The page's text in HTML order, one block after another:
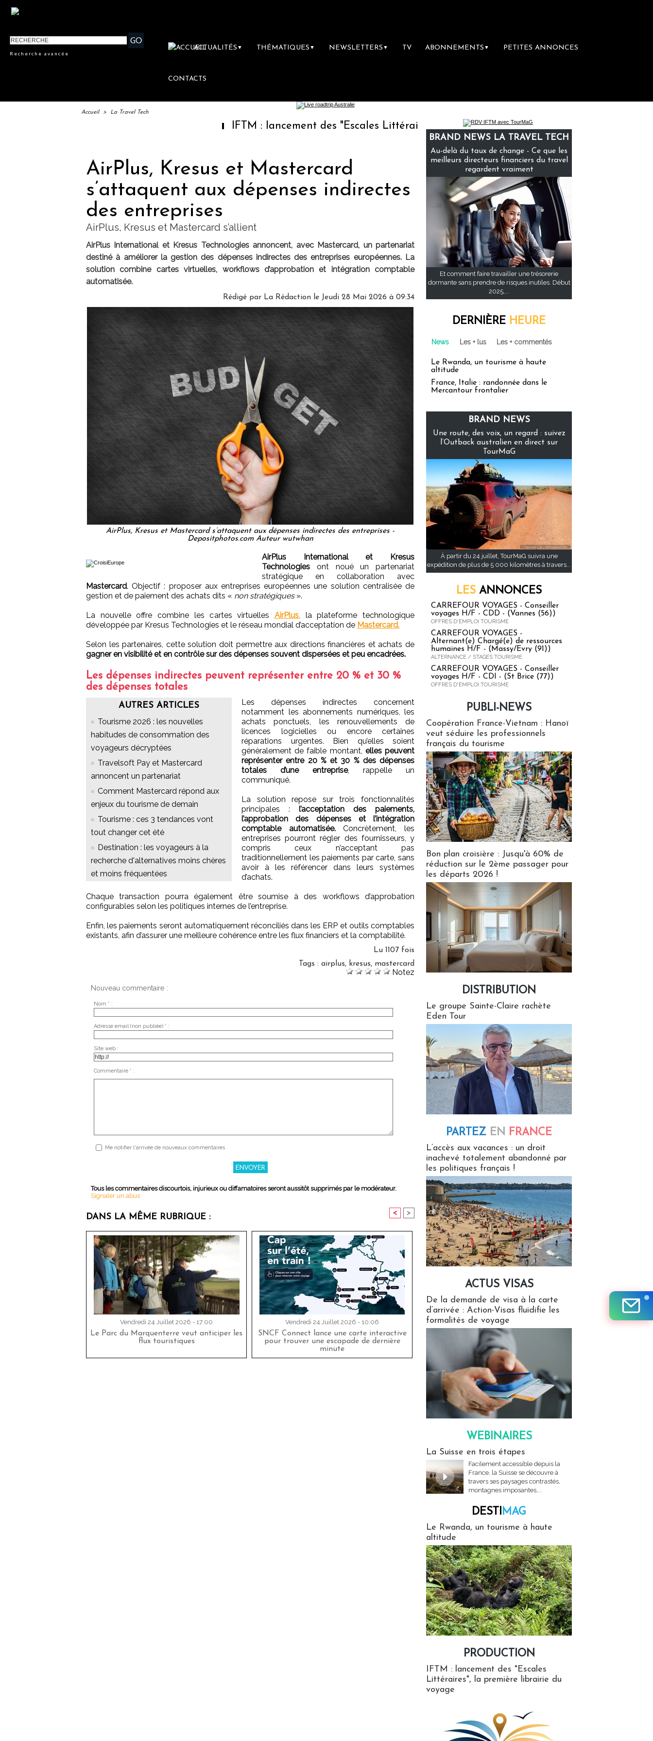
Recherche avancée
ACTUALITÉS ▼ THÉMATIQUES ▼ NEWSLETTERS ▼ TV ABONNEMENTS ▼ PETITES ANNONCES
CONTACTS
Accueil > La Travel Tech
IFTM : lancement des "Escales Littéraires", la première librairie du voyage
AirPlus, Kresus et Mastercard
s’attaquent aux dépenses indirectes
des entreprises
AirPlus, Kresus et Mastercard s’allient
AirPlus International et Kresus Technologies annoncent, avec Mastercard, un partenariat
destiné à améliorer la gestion des dépenses indirectes des entreprises européennes. La
solution combine cartes virtuelles, workflows d’approbation et intégration comptable
automatisée.
Rédigé par La Rédaction le Jeudi 28 Mai 2026 à 09:34
AirPlus, Kresus et Mastercard s’attaquent aux dépenses indirectes des entreprises -
Depositphotos.com Auteur wutwhan
AirPlus International et Kresus
Technologies ont noué un partenariat
stratégique en collaboration avec
Mastercard. Objectif : proposer aux entreprises européennes une solution centralisée de
gestion et de paiement des achats dits « non stratégiques ».
La nouvelle offre combine les cartes virtuelles AirPlus,la plateforme technologique
développée par Kresus Technologies et le réseau mondial d’acceptation de Mastercard.
Selon les partenaires, cette solution doit permettre aux directions financières et achats de
gagner en visibilité et en contrôle sur des dépenses souvent dispersées et peu encadrées.
Les dépenses indirectes peuvent représenter entre 20 % et 30 %
des dépenses totales
AUTRES ARTICLES
Tourisme 2026 : les nouvelles
habitudes de consommation des
voyageurs décryptées
Travelsoft Pay et Mastercard
annoncent un partenariat
Comment Mastercard répond aux
enjeux du tourisme de demain
Tourisme : ces 3 tendances vont
tout changer cet été
Destination : les voyageurs à la
recherche d'alternatives moins chères
et moins fréquentées
Les dépenses indirectes concernent
notamment les abonnements numériques, les
achats ponctuels, les renouvellements de
licences logicielles ou encore certaines
réparations urgentes. Bien qu’elles soient
généralement de faible montant, elles peuvent
représenter entre 20 % et 30 % des dépenses
totales d’une entreprise, rappelle un
communiqué.
La solution repose sur trois fonctionnalités
principales : l’acceptation des paiements,
l’approbation des dépenses et l’intégration
comptable automatisée.Concrètement, les
entreprises pourront régler des fournisseurs, y
compris ceux n’acceptant pas
traditionnellement les paiements par carte, sans
avoir à les référencer dans leurs systèmes
d’achats.
Chaque transaction pourra également être soumise à des workflows d’approbation
configurables selon les politiques internes de l’entreprise.
Enfin, les paiements seront automatiquement réconciliés dans les ERP et outils comptables
existants, afin d’assurer une meilleure cohérence entre les flux financiers et la comptabilité.
Lu 1107 fois
Tags : airplus, kresus, mastercard
Notez
Nouveau commentaire :
Nom * :
Adresse email (non publiée) * :
Site web :
Commentaire * :
Me notifier l'arrivée de nouveaux commentaires
Tous les commentaires discourtois, injurieux ou diffamatoires seront aussitôt supprimés par le modérateur.
Signaler un abus
DANS LA MÊME RUBRIQUE : < >
Vendredi 24 Juillet 2026 - 17:00
Le Parc du Marquenterre veut anticiper les
flux touristiques
Vendredi 24 Juillet 2026 - 10:06
SNCF Connect lance une carte interactive
pour trouver une escapade de dernière
minute
BRAND NEWS LA TRAVEL TECH
Au-delà du taux de change - Ce que les
meilleurs directeurs financiers du travel
regardent vraiment
Et comment faire travailler une trésorerie
dormante sans prendre de risques inutiles. Début
2025,...
DERNIÈRE HEURE
News Les + lus Les + commentés
Le Rwanda, un tourisme à haute
altitude
France, Italie : randonnée dans le
Mercantour frontalier
BRAND NEWS
Une route, des voix, un regard : suivez
l’Outback australien en direct sur
TourMaG
À partir du 24 juillet, TourMaG suivra une
expédition de plus de 5 000 kilomètres à travers...
LES ANNONCES
CARREFOUR VOYAGES - Conseiller
voyages H/F - CDD - (Vannes (56))
OFFRES D'EMPLOI TOURISME
CARREFOUR VOYAGES -
Alternant(e) Chargé(e) de ressources
humaines H/F - (Massy/Evry (91))
ALTERNANCE / STAGES TOURISME
CARREFOUR VOYAGES - Conseiller
voyages H/F - CDI - (St Brice (77))
OFFRES D'EMPLOI TOURISME
PUBLI-NEWS
Coopération France-Vietnam : Hanoï
veut séduire les professionnels
français du tourisme
Bon plan croisière : Jusqu'à 60% de
réduction sur le 2ème passager pour
les départs 2026 !
DISTRIBUTION
Le groupe Sainte-Claire rachète
Eden Tour
PARTEZ EN FRANCE
L’accès aux vacances : un droit
inachevé totalement abandonné par
les politiques français !
ACTUS VISAS
De la demande de visa à la carte
d’arrivée : Action-Visas fluidifie les
formalités de voyage
WEBINAIRES
La Suisse en trois étapes
Facilement accessible depuis la
France, la Suisse se découvre à
travers ses paysages contrastés,
montagnes imposantes,...
DESTIMAG
Le Rwanda, un tourisme à haute
altitude
PRODUCTION
IFTM : lancement des "Escales
Littéraires", la première librairie du
voyage